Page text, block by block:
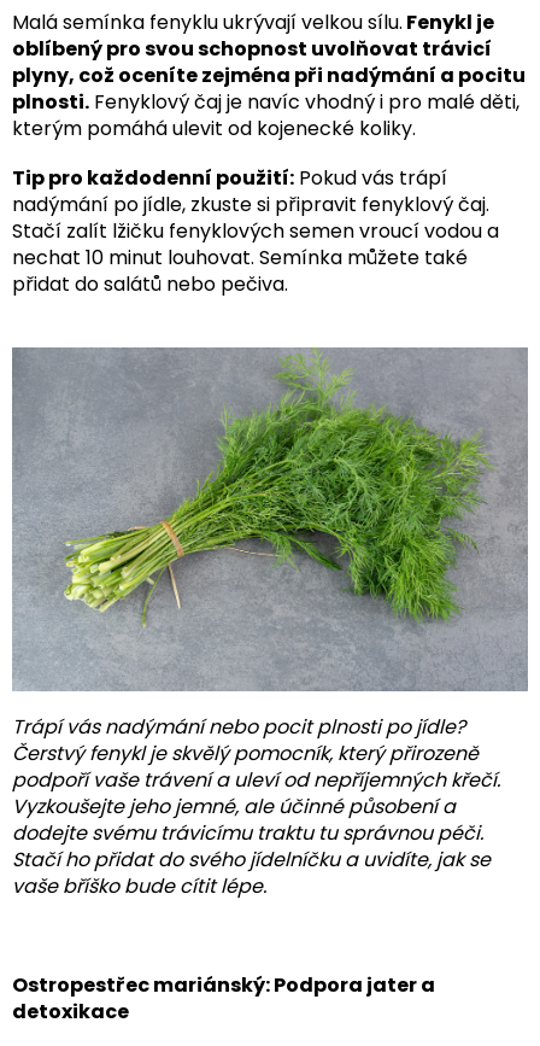
Malá semínka fenyklu ukrývají velkou sílu. Fenykl je
oblíbený pro svou schopnost uvolňovat trávicí
plyny, což oceníte zejména při nadýmání a pocitu
plnosti. Fenyklový čaj je navíc vhodný i pro malé děti,
kterým pomáhá ulevit od kojenecké koliky.
Tip pro každodenní použití: Pokud vás trápí
nadýmání po jídle, zkuste si připravit fenyklový čaj.
Stačí zalít lžičku fenyklových semen vroucí vodou a
nechat 10 minut louhovat. Semínka můžete také
přidat do salátů nebo pečiva.
Trápí vás nadýmání nebo pocit plnosti po jídle?
Čerstvý fenykl je skvělý pomocník, který přirozeně
podpoří vaše trávení a uleví od nepříjemných křečí.
Vyzkoušejte jeho jemné, ale účinné působení a
dodejte svému trávicímu traktu tu správnou péči.
Stačí ho přidat do svého jídelníčku a uvidíte, jak se
vaše bříško bude cítit lépe.
Ostropestřec mariánský: Podpora jater a
detoxikace